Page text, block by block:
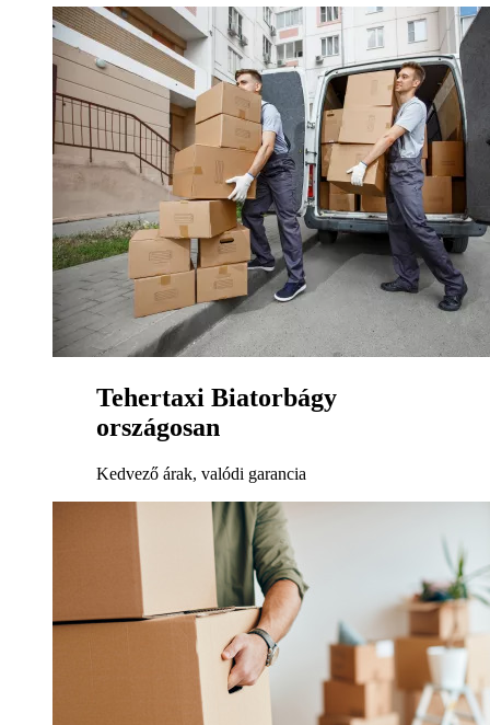
Tehertaxi Biatorbágy
országosan
Kedvező árak, valódi garancia